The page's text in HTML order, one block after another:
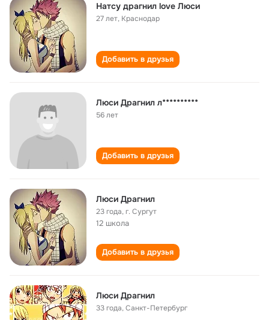
Натсу драгнил love Люси
27 лет, Краснодар
Добавить в друзья
Люси Драгнил л**********
56 лет
Добавить в друзья
Люси Драгнил
23 года,г. Сургут
12 школа
Добавить в друзья
Люси Драгнил
33 года,Санкт-Петербург